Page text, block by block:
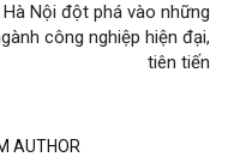
Hà Nội đột phá vào những
công nghiệp hiện đại,
tiên tiến
AUTHOR